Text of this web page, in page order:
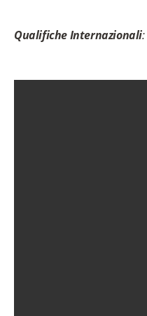
Qualifiche Internazionali: